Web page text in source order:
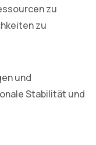
zu
zu
und
Stabilität und